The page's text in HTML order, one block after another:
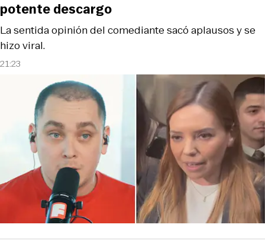
21:23
La sentida opinión del comediante sacó aplausos y se
hizo viral.
potente descargo